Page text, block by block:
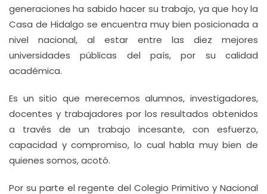
generaciones ha sabido hacer su trabajo, ya que hoy la
Casa de Hidalgo se encuentra muy bien posicionada a
nivel nacional, al estar entre las diez mejores
universidades públicas del país, por su calidad
académica.
Es un sitio que merecemos alumnos, investigadores,
docentes y trabajadores por los resultados obtenidos
a través de un trabajo incesante, con esfuerzo,
capacidad y compromiso, lo cual habla muy bien de
quienes somos, acotó.
Por su parte el regente del Colegio Primitivo y Nacional